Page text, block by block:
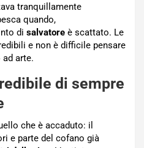
tranquillamente
quando,
di salvatore è scattato. Le
e non è difficile pensare
arte.
di sempre
che è accaduto: il
e parte del cofano già